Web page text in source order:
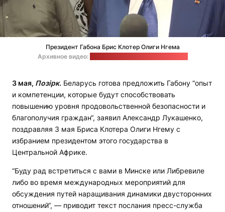
Президент Габона Брис Клотер Олиги Нгема
Архивное видео:
3 мая, Позірк. Беларусь готова предложить Габону “опыт
и компетенции, которые будут способствовать
повышению уровня продовольственной безопасности и
благополучия граждан“, заявил Александр Лукашенко,
поздравляя 3 мая Бриса Клотера Олиги Нгему с
избранием президентом этого государства в
Центральной Африке.
“Буду рад встретиться с вами в Минске или Либревиле
либо во время международных мероприятий для
обсуждения путей наращивания динамики двусторонних
отношений“, — приводит текст послания пресс-служба